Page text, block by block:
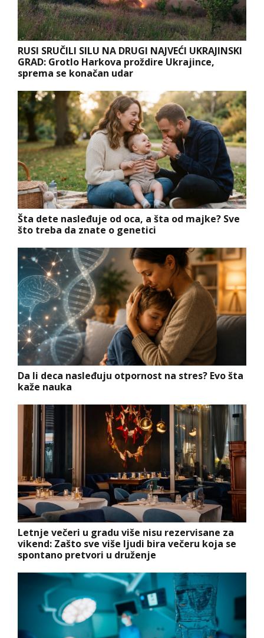
RUSI SRUČILI SILU NA DRUGI NAJVEĆI UKRAJINSKI
GRAD: Grotlo Harkova proždire Ukrajince,
sprema se konačan udar
Šta dete nasleđuje od oca, a šta od majke? Sve
što treba da znate o genetici
Da li deca nasleđuju otpornost na stres? Evo šta
kaže nauka
Letnje večeri u gradu više nisu rezervisane za
vikend: Zašto sve više ljudi bira večeru koja se
spontano pretvori u druženje